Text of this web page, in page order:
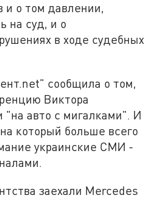
и о том давлении,
на суд, и о
в ходе судебных
сообщила о том,
Виктора
"на авто с мигалками". И
который больше всего
украинские СМИ -
заехали Mercedes